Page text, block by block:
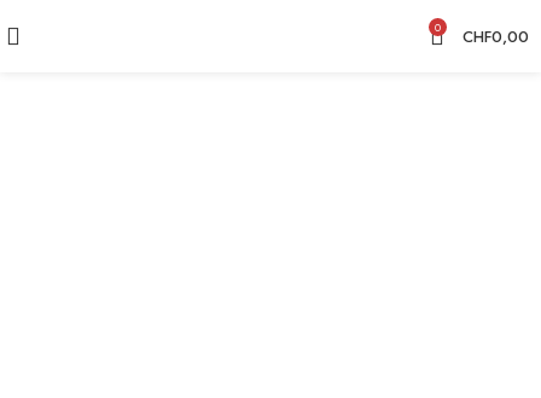
0 CHF0,00